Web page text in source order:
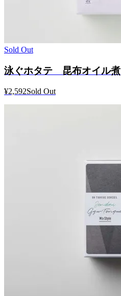
Sold Out
泳ぐホタテ 昆布オイル煮
¥2,592Sold Out